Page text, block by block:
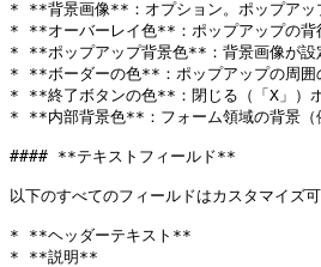
* **背景画像**：オプション。ポップアッ
* **オーバーレイ色**：ポップアップの背
* **ポップアップ背景色**：背景画像が設
* **ボーダーの色**：ポップアップの周囲
* **終了ボタンの色**：閉じる（「X」）ボ
* **内部背景色**：フォーム領域の背景（
#### **テキストフィールド**
以下のすべてのフィールドはカスタマイズ可
* **ヘッダーテキスト**
* **説明**